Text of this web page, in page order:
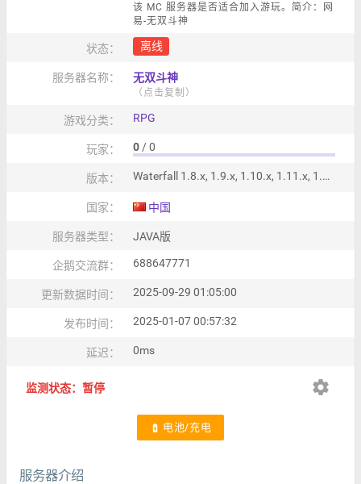
该 MC 服务器是否适合加入游玩。简介：网
易-无双斗神
状态： 离线
服务器名称： 无双斗神
（点击复制）
游戏分类： RPG
玩家： 0 / 0
版本： Waterfall 1.8.x, 1.9.x, 1.10.x, 1.11.x, 1.12.x, 1.13.x, 1.14.x, 1.15.x, 1.16.x, 1.17.x
国家： 中国
服务器类型： JAVA版
企鹅交流群： 688647771
更新数据时间： 2025-09-29 01:05:00
发布时间： 2025-01-07 00:57:32
延迟： 0ms
监测状态：暂停 settings
battery_charging_full 电池/充电
服务器介绍